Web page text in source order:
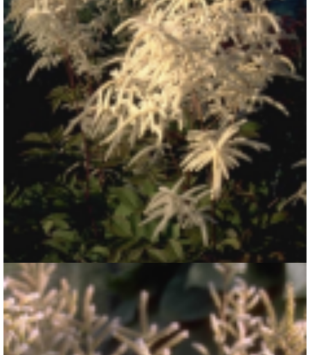
Geitenbaard
Aruncus dioicus